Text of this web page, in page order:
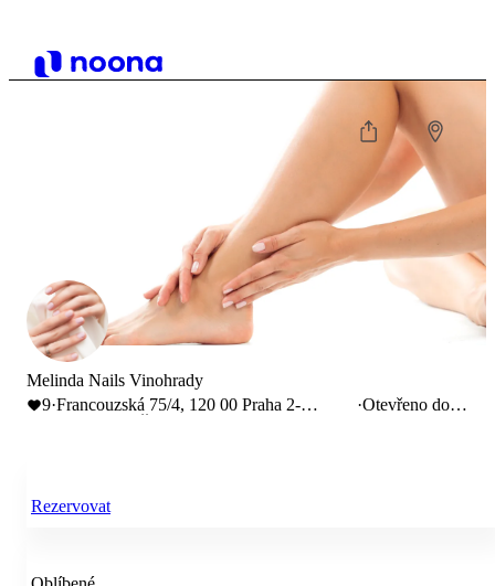
Melinda Nails Vinohrady
9·Francouzská 75/4, 120 00 Praha 2-
·Otevřeno do
Rezervovat